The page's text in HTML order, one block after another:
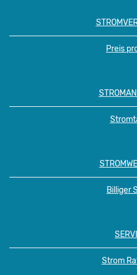
Preis
Billiger
Strom